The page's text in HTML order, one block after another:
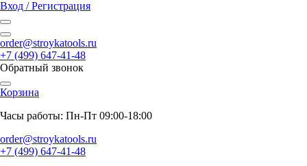
Вход / Регистрация
order@stroykatools.ru
+7 (499) 647-41-48
Обратный звонок
Корзина
Часы работы: Пн-Пт 09:00-18:00
order@stroykatools.ru
+7 (499) 647-41-48